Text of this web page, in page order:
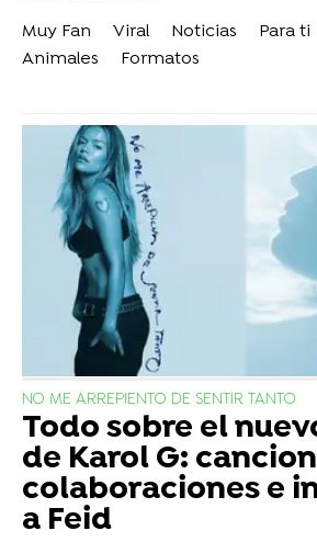
Muy Fan Viral Noticias Para ti
Animales
Formatos
NO ME ARREPIENTO DE SENTIR TANTO
Todo sobre el
de Karol G:
colaboraciones e
a Feid